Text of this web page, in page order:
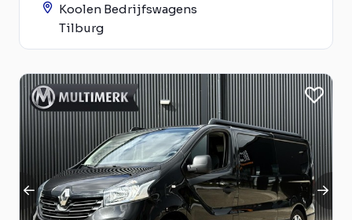
Koolen Bedrijfswagens
Tilburg